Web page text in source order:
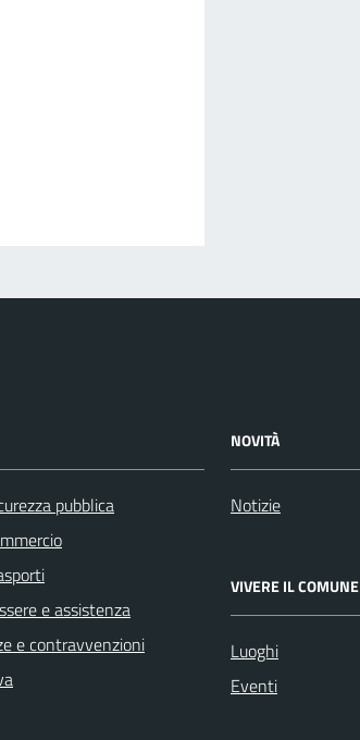
pubblica
e assistenza
e contravvenzioni
NOVITÀ
Notizie
VIVERE IL COMUNE
Luoghi
Eventi